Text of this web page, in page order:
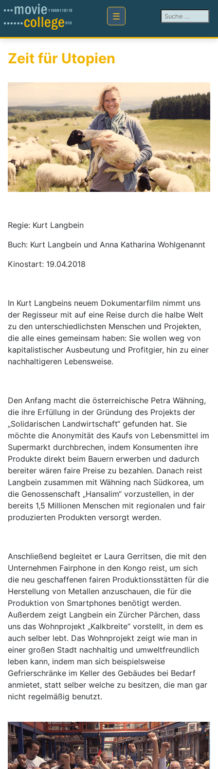
Suchen ...
Zeit für Utopien
Regie: Kurt Langbein
Buch: Kurt Langbein und Anna Katharina Wohlgenannt
Kinostart: 19.04.2018
In Kurt Langbeins neuem Dokumentarfilm nimmt uns
der Regisseur mit auf eine Reise durch die halbe Welt
zu den unterschiedlichsten Menschen und Projekten,
die alle eines gemeinsam haben: Sie wollen weg von
kapitalistischer Ausbeutung und Profitgier, hin zu einer
nachhaltigeren Lebensweise.
Den Anfang macht die österreichische Petra Wähning,
die ihre Erfüllung in der Gründung des Projekts der
„Solidarischen Landwirtschaft“ gefunden hat. Sie
möchte die Anonymität des Kaufs von Lebensmittel im
Supermarkt durchbrechen, indem Konsumenten ihre
Produkte direkt beim Bauern erwerben und dadurch
bereiter wären faire Preise zu bezahlen. Danach reist
Langbein zusammen mit Wähning nach Südkorea, um
die Genossenschaft „Hansalim“ vorzustellen, in der
bereits 1,5 Millionen Menschen mit regionalen und fair
produzierten Produkten versorgt werden.
Anschließend begleitet er Laura Gerritsen, die mit den
Unternehmen Fairphone in den Kongo reist, um sich
die neu geschaffenen fairen Produktionsstätten für die
Herstellung von Metallen anzuschauen, die für die
Produktion von Smartphones benötigt werden.
Außerdem zeigt Langbein ein Zürcher Pärchen, dass
uns das Wohnprojekt „Kalkbreite“ vorstellt, in dem es
auch selber lebt. Das Wohnprojekt zeigt wie man in
einer großen Stadt nachhaltig und umweltfreundlich
leben kann, indem man sich beispielsweise
Gefrierschränke im Keller des Gebäudes bei Bedarf
anmietet, statt selber welche zu besitzen, die man gar
nicht regelmäßig benutzt.